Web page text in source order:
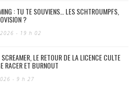
: TU TE SOUVIENS… LES SCHTROUMPFS,
?
- 19 h 02
LE RETOUR DE LA LICENCE CULTE
RACER ET BURNOUT
- 9 h 27